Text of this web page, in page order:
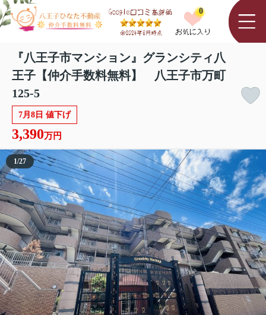
0
『八王子市マンション』グランシティ八
王子【仲介手数料無料】 八王子市万町
125-5
7月8日 値下げ
3,390万円
1/27